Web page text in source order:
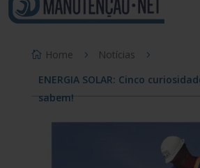
Home
Notícias
ENERGIA SOLAR: Cinco
sabem!